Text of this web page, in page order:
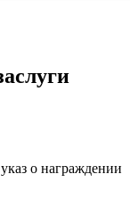
о награждении